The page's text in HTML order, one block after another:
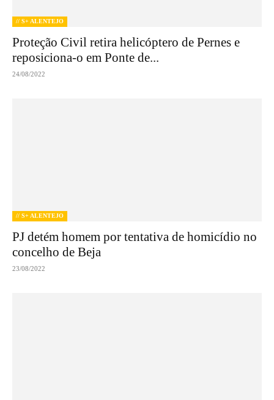
// S+ ALENTEJO
Proteção Civil retira helicóptero de Pernes e
reposiciona-o em Ponte de...
24/08/2022
// S+ ALENTEJO
PJ detém homem por tentativa de homicídio no
concelho de Beja
23/08/2022